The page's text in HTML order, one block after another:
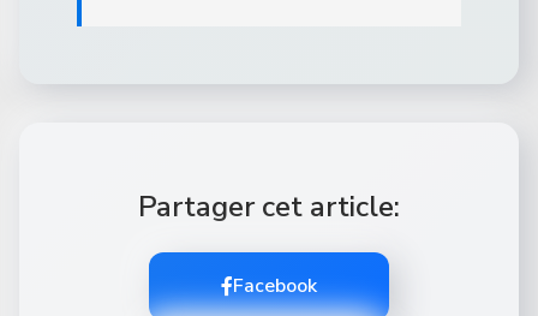
Partager cet article:
Facebook